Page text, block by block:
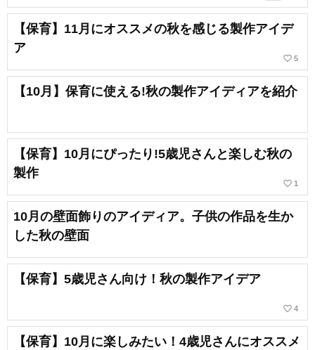
【保育】11月にオススメの秋を感じる製作アイデ
ア
favorite_border 5
【10月】保育に使える!秋の製作アイディアを紹介
【保育】10月にぴったり!5歳児さんと楽しむ秋の
製作
favorite_border 1
10月の壁面飾りのアイディア。子供の作品を生か
した秋の壁面
【保育】5歳児さん向け！秋の製作アイデア
favorite_border 4
【保育】10月に楽しみたい！4歳児さんにオススメ